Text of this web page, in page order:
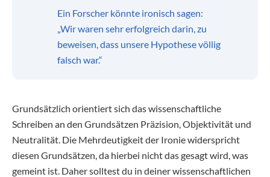
Ein Forscher könnte ironisch sagen:
„Wir waren sehr erfolgreich darin, zu
beweisen, dass unsere Hypothese völlig
falsch war.“
Grundsätzlich orientiert sich das wissenschaftliche
Schreiben an den Grundsätzen Präzision, Objektivität und
Neutralität. Die Mehrdeutigkeit der Ironie widerspricht
diesen Grundsätzen, da hierbei nicht das gesagt wird, was
gemeint ist. Daher solltest du in deiner wissenschaftlichen